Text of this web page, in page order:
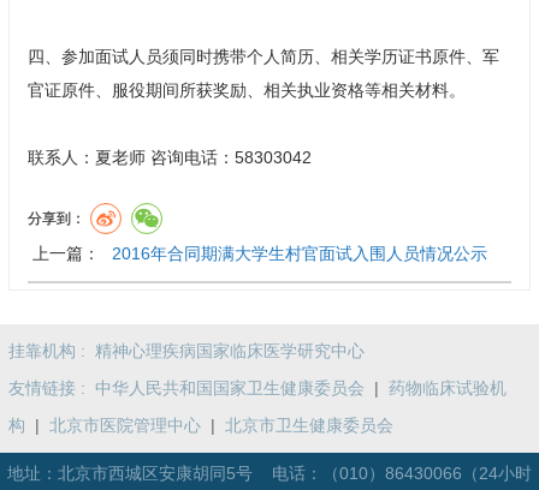
四、参加面试人员须同时携带个人简历、相关学历证书原件、军
官证原件、服役期间所获奖励、相关执业资格等相关材料。
联系人：夏老师 咨询电话：58303042
分享到：
上一篇： 2016年合同期满大学生村官面试入围人员情况公示
挂靠机构 : 精神心理疾病国家临床医学研究中心
友情链接 : 中华人民共和国国家卫生健康委员会 | 药物临床试验机
构
| 北京市医院管理中心 | 北京市卫生健康委员会
地址：北京市西城区安康胡同5号 电话： （010）86430066（24小时